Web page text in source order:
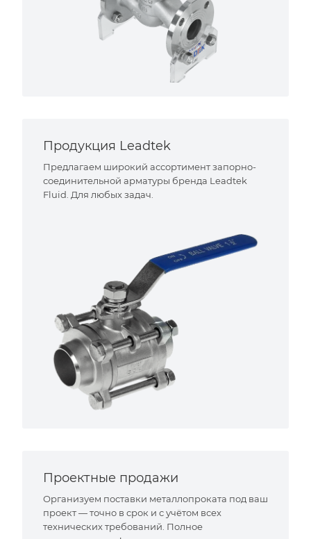
Продукция Leadtek
Предлагаем широкий ассортимент запорно-
соединительной арматуры бренда Leadtek
Fluid. Для любых задач.
Проектные продажи
Организуем поставки металлопроката под ваш
проект — точно в срок и с учётом всех
технических требований. Полное